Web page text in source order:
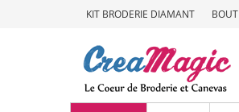
KIT BRODERIE DIAMANT